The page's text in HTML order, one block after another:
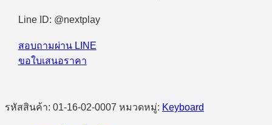
Line ID: @nextplay
สอบถามผ่าน LINE
ขอใบเสนอราคา
รหัสสินค้า: 01-16-02-0007 หมวดหมู่: Keyboard